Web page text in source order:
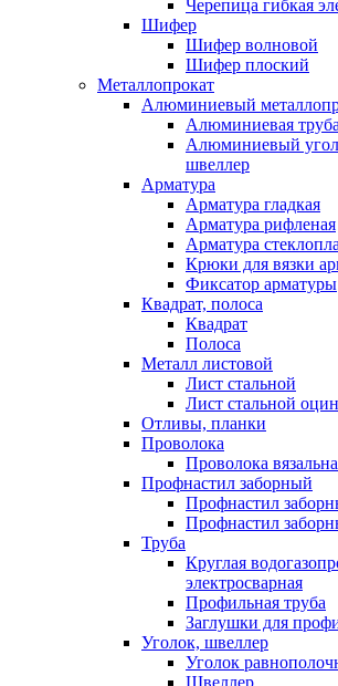
Черепица гибкая
Шифер
Шифер волновой
Шифер плоский
Металлопрокат
Алюминиевый
Алюминиевая труба
Алюминиевый
швеллер
Арматура
Арматура гладкая
Арматура рифленая
Арматура
Крюки для вязки
Фиксатор арматуры
Квадрат, полоса
Квадрат
Полоса
Металл листовой
Лист стальной
Лист стальной
Отливы, планки
Проволока
Проволока
Профнастил заборный
Профнастил
Профнастил
Труба
Круглая
электросварная
Профильная труба
Заглушки для
Уголок, швеллер
Уголок
Швеллер